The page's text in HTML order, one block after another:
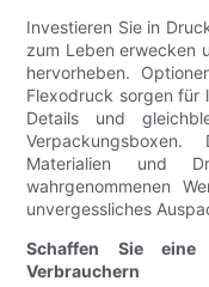
Investieren Sie in
zum Leben erwecken
hervorheben.
Flexodruck sorgen für
Details und
Materialien und
wahrgenommenen
unvergessliches
Schaffen Sie eine
Verbrauchern